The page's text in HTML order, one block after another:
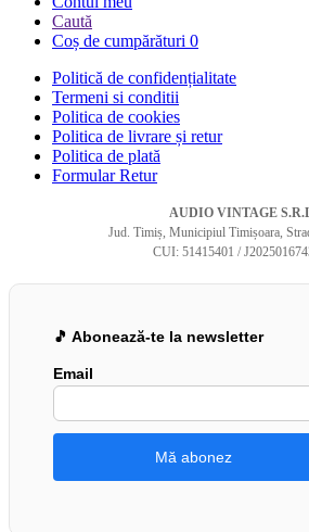
Caută
Coș de cumpărături 0
Politică de confidențialitate
Termeni si conditii
Politica de cookies
Politica de livrare și retur
Politica de plată
Formular Retur
AUDIO VINTAGE
Jud. Timiș, Municipiul Timișoara,
CUI: 51415401 /
🎵 Abonează-te la newsletter
Email